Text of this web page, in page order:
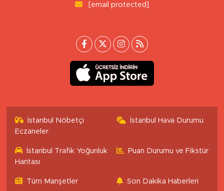
[email protected]
İstanbul Nöbetçi
Eczaneler
İstanbul Hava Durumu
İstanbul Trafik Yoğunluk
Haritası
Puan Durumu ve Fikstür
Tüm Manşetler Son Dakika Haberleri